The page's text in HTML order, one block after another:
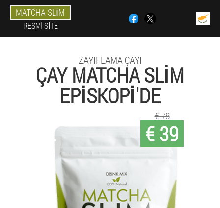
MATCHA SLIM
RESMI SITE
ZAYIFLAMA ÇAYI
ÇAY MATCHA SLIM
EPISKOPI'DE
€ 39
€ 78